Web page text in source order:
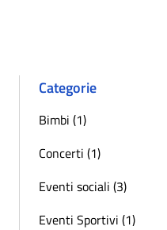
Categorie
Bimbi (1)
Concerti (1)
Eventi sociali (3)
Eventi Sportivi (1)